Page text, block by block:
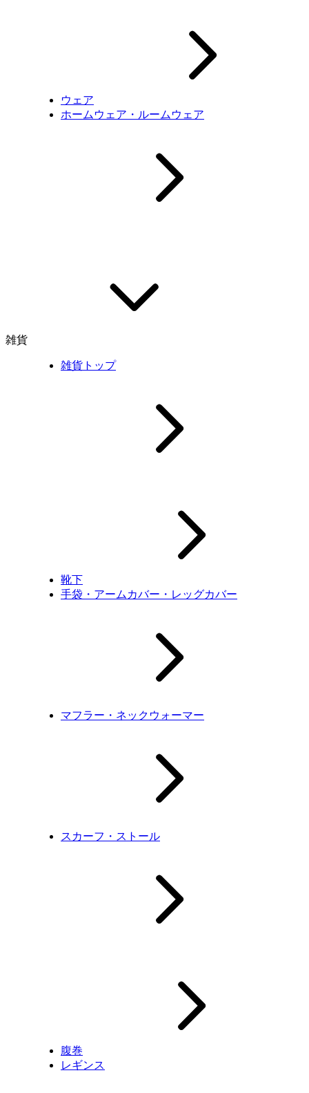
ウェア
ホームウェア・ルームウェア
雑貨
雑貨トップ
靴下
手袋・アームカバー・レッグカバー
マフラー・ネックウォーマー
スカーフ・ストール
腹巻
レギンス